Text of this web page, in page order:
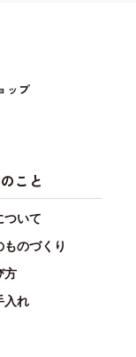
ップ
こと
ついて
のづくり
方
入れ